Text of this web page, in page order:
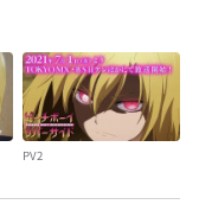
PV2